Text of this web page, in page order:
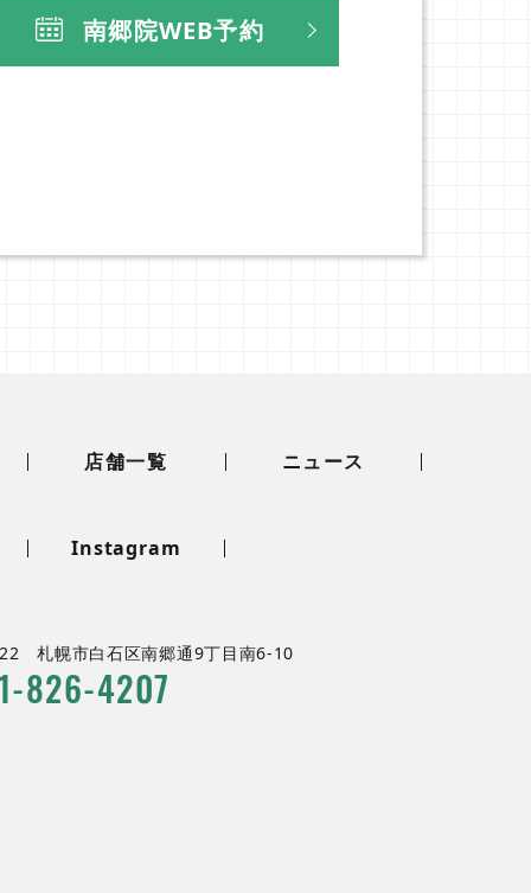
南郷院WEB予約
店舗一覧 ニュース
Instagram
札幌市白石区南郷通9丁目南6-10
-826-4207